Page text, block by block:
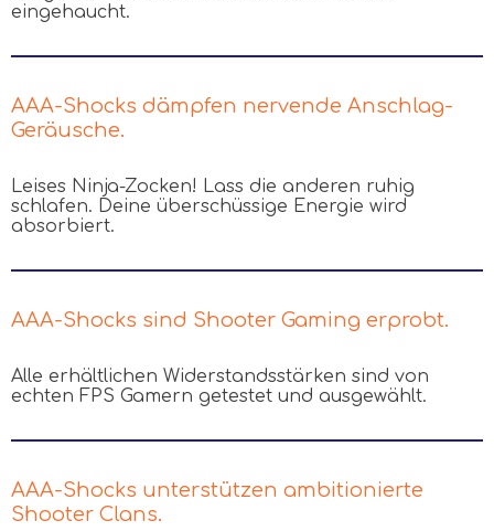
eingehaucht.
AAA-Shocks dämpfen nervende Anschlag-
Geräusche.
Leises Ninja-Zocken! Lass die anderen ruhig
schlafen. Deine überschüssige Energie wird
absorbiert.
AAA-Shocks sind Shooter Gaming erprobt.
Alle erhältlichen Widerstandsstärken sind von
echten FPS Gamern getestet und ausgewählt.
AAA-Shocks unterstützen ambitionierte
Shooter Clans.